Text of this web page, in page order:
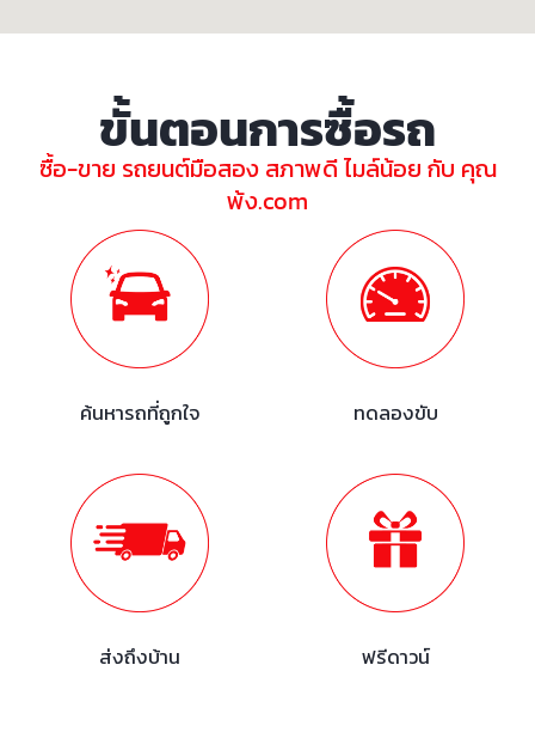
ขั้นตอนการซื้อรถ
ซื้อ-ขาย รถยนต์มือสอง สภาพดี ไมล์น้อย กับ คุณ
พ้ง.com
ค้นหารถที่ถูกใจ ทดลองขับ
ส่งถึงบ้าน ฟรีดาวน์